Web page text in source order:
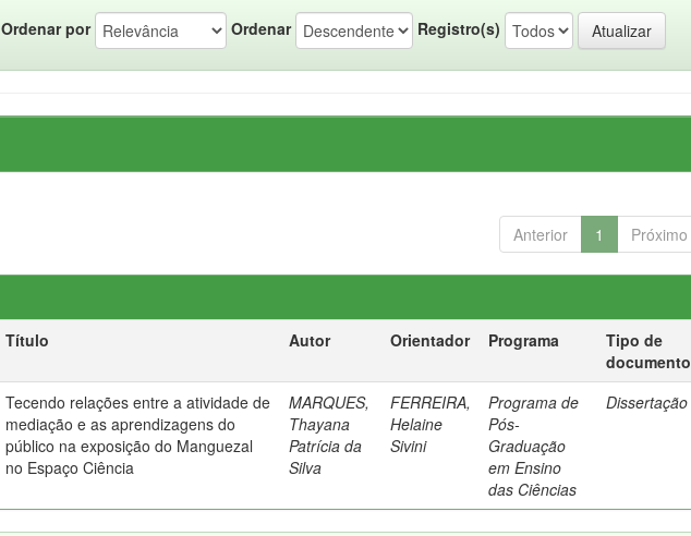
Ordenar por Ordenar Registro(s)
Anterior 1 Próximo
Título Autor Orientador Programa
Tipo de
documento
Tecendo relações entre a atividade de
mediação e as aprendizagens do
público na exposição do Manguezal
no Espaço Ciência
MARQUES,
Thayana
Patrícia da
Silva
FERREIRA,
Helaine
Sivini
Programa de
Pós-
Graduação
em Ensino
das Ciências
Dissertação